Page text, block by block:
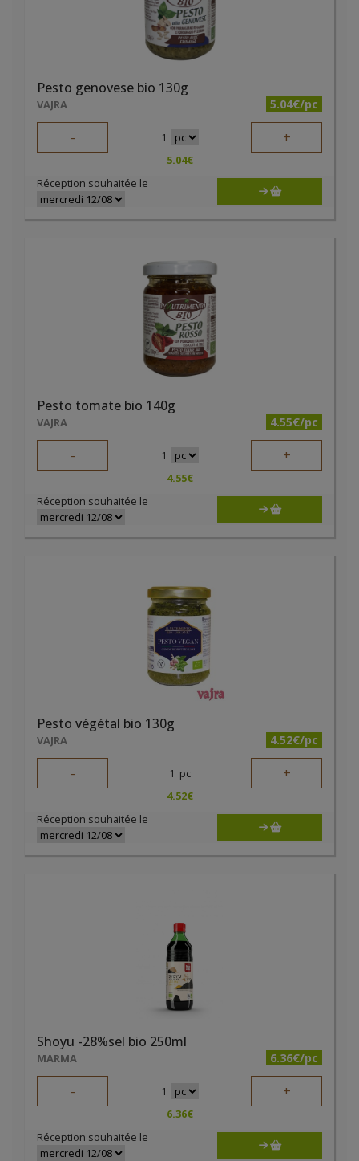
Pesto genovese bio 130g
VAJRA 5.04€/pc
- 1 +
5.04€
Réception souhaitée le
Pesto tomate bio 140g
VAJRA 4.55€/pc
- 1 +
4.55€
Réception souhaitée le
Pesto végétal bio 130g
VAJRA 4.52€/pc
- 1 pc +
4.52€
Réception souhaitée le
Shoyu -28%sel bio 250ml
MARMA 6.36€/pc
- 1 +
6.36€
Réception souhaitée le